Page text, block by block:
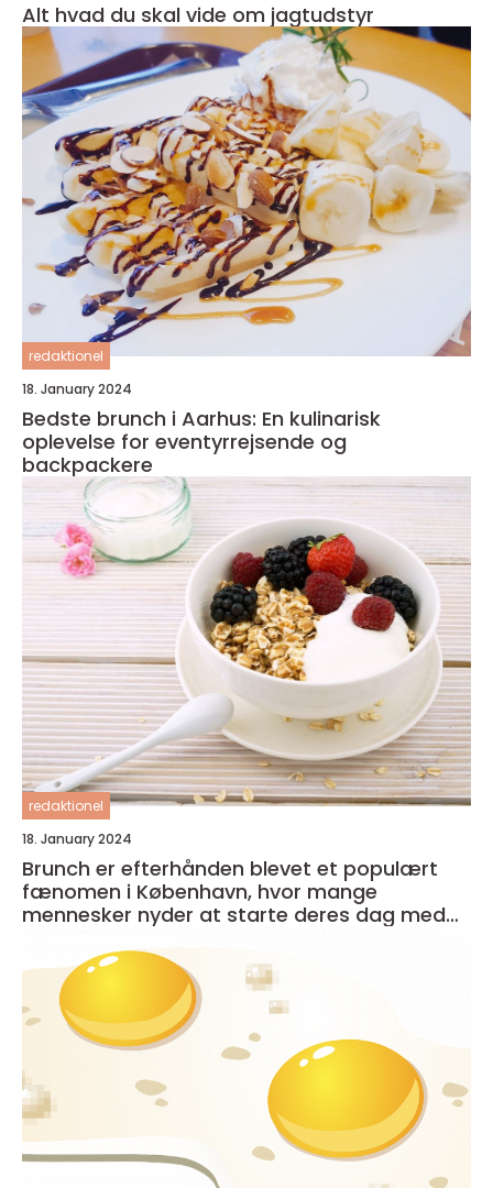
Alt hvad du skal vide om jagtudstyr
redaktionel
18. January 2024
Bedste brunch i Aarhus: En kulinarisk
oplevelse for eventyrrejsende og
backpackere
redaktionel
18. January 2024
Brunch er efterhånden blevet et populært
fænomen i København, hvor mange
mennesker nyder at starte deres dag med